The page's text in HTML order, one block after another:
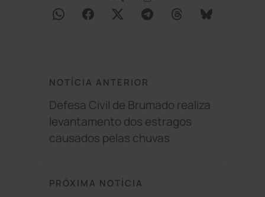
NOTÍCIA ANTERIOR
Defesa Civil de Brumado realiza
levantamento dos estragos
causados pelas chuvas
PRÓXIMA NOTÍCIA